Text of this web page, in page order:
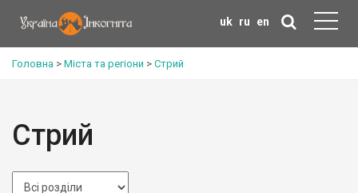
uk ru en
Головна > Міста та регіони > Стрий
Стрий